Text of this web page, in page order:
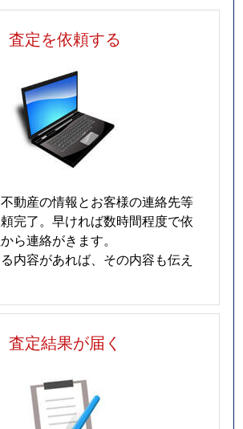
査定を依頼する
動産の情報とお客様の連絡先等
完了。早ければ数時間程度で依
ら連絡がきます。
内容があれば、その内容も伝え
査定結果が届く